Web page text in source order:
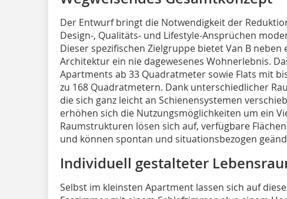
Der Entwurf bringt die Notwendigkeit der
Design-, Qualitäts- und Lifestyle-Ansprüchen
Dieser spezifischen Zielgruppe bietet Van B
Architektur ein nie dagewesenes Wohnerlebnis.
Apartments ab 33 Quadratmeter sowie Flats mit
zu 168 Quadratmetern. Dank unterschiedlicher
die sich ganz leicht an Schienensystemen
erhöhen sich die Nutzungsmöglichkeiten um ein
Raumstrukturen lösen sich auf, verfügbare
und können spontan und situationsbezogen
Individuell gestalteter
Selbst im kleinsten Apartment lassen sich auf